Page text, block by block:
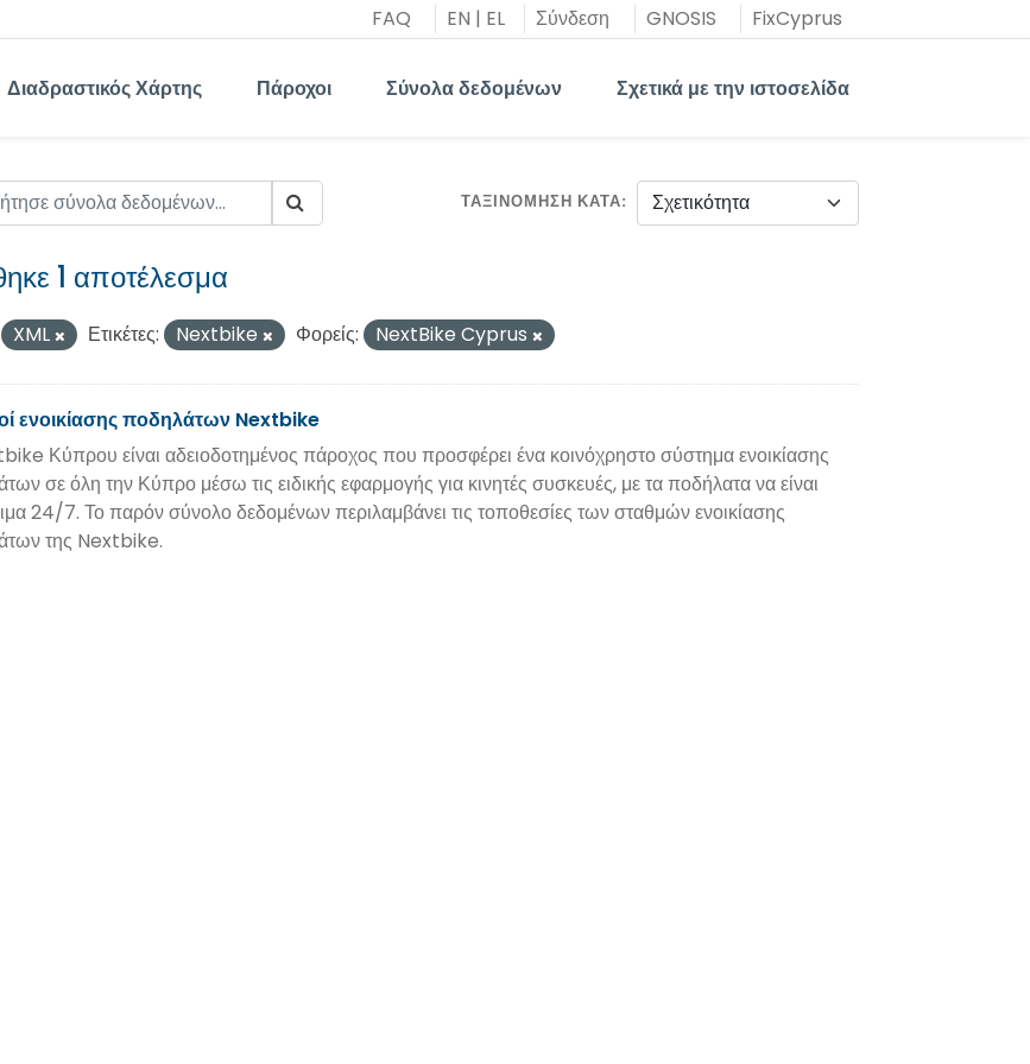
FAQ EN | EL Σύνδεση GNOSIS FixCyprus
Διαδραστικός Χάρτης Πάροχοι Σύνολα δεδομένων Σχετικά με την ιστοσελίδα
ΤΑΞΙΝΌΜΗΣΗ ΚΑΤΆ
1 αποτέλεσμα
XML Ετικέτες: Nextbike Φορείς: NextBike Cyprus
ενοικίασης ποδηλάτων Nextbike
Κύπρου είναι αδειοδοτημένος πάροχος που προσφέρει ένα κοινόχρηστο σύστημα ενοικίασης
σε όλη την Κύπρο μέσω τις ειδικής εφαρμογής για κινητές συσκευές, με τα ποδήλατα να είναι
24/7. Το παρόν σύνολο δεδομένων περιλαμβάνει τις τοποθεσίες των σταθμών ενοικίασης
της Nextbike.